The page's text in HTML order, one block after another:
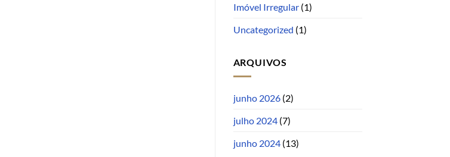
Imóvel Irregular(1)
Uncategorized (1)
ARQUIVOS
junho 2026(2)
julho 2024(7)
junho 2024(13)